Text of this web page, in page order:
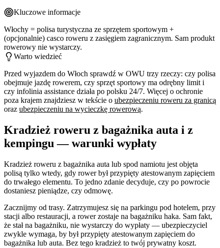
Kluczowe informacje
Włochy = polisa turystyczna ze sprzętem sportowym +
(opcjonalnie) casco roweru z zasięgiem zagranicznym. Sam produkt
rowerowy nie wystarczy.
Warto wiedzieć
Przed wyjazdem do Włoch sprawdź w OWU trzy rzeczy: czy polisa
obejmuje jazdę rowerem, czy sprzęt sportowy ma odrębny limit i
czy infolinia assistance działa po polsku 24/7. Więcej o ochronie
poza krajem znajdziesz w tekście o ubezpieczeniu roweru za granicą
oraz ubezpieczeniu na wycieczkę rowerową.
Kradzież roweru z bagażnika auta i z
kempingu — warunki wypłaty
Kradzież roweru z bagażnika auta lub spod namiotu jest objęta
polisą tylko wtedy, gdy rower był przypięty atestowanym zapięciem
do trwałego elementu. To jedno zdanie decyduje, czy po powrocie
dostaniesz pieniądze, czy odmowę.
Zacznijmy od trasy. Zatrzymujesz się na parkingu pod hotelem, przy
stacji albo restauracji, a rower zostaje na bagażniku haka. Sam fakt,
że stał na bagażniku, nie wystarczy do wypłaty — ubezpieczyciel
zwykle wymaga, by był przypięty atestowanym zapięciem do
bagażnika lub auta. Bez tego kradzież to twój prywatny koszt.